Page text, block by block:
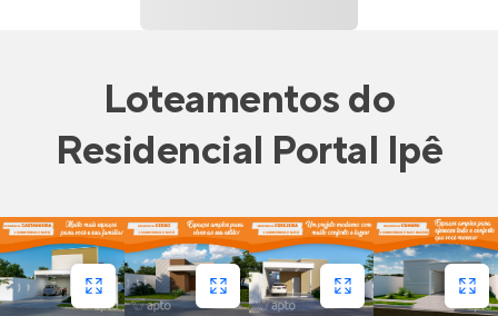
Loteamentosdo
Residencial Portal Ipê